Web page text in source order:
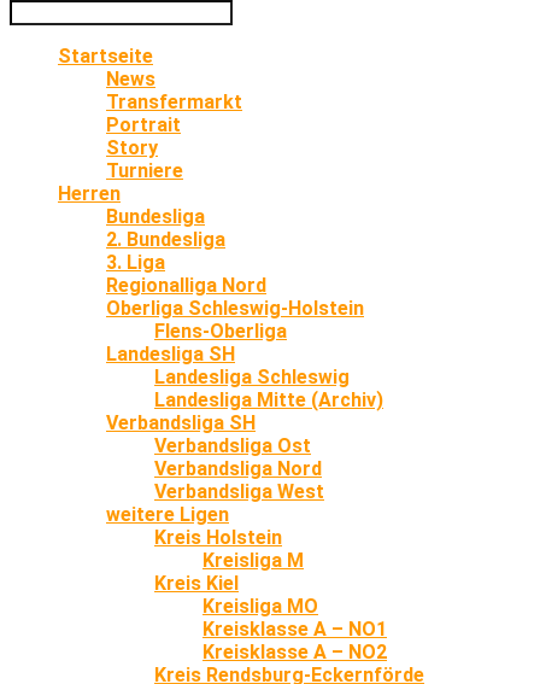
Startseite
News
Transfermarkt
Portrait
Story
Turniere
Herren
Bundesliga
2. Bundesliga
3. Liga
Regionalliga Nord
Oberliga Schleswig-Holstein
Flens-Oberliga
Landesliga SH
Landesliga Schleswig
Landesliga Mitte (Archiv)
Verbandsliga SH
Verbandsliga Ost
Verbandsliga Nord
Verbandsliga West
weitere Ligen
Kreis Holstein
Kreisliga M
Kreis Kiel
Kreisliga MO
Kreisklasse A – NO1
Kreisklasse A – NO2
Kreis Rendsburg-Eckernförde